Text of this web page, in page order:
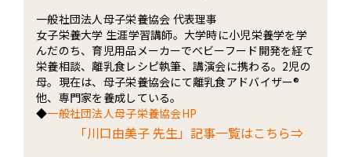
一般社団法人母子栄養協会 代表理事
女子栄養大学 生涯学習講師。大学時に小児栄養学を学
んだのち、育児用品メーカーでベビーフード開発を経て
栄養相談、離乳食レシピ執筆、講演会に携わる。2児の
母。現在は、母子栄養協会にて離乳食アドバイザー®
他、専門家を養成している。
◆一般社団法人母子栄養協会HP
「川口由美子 先生」記事一覧はこちら⇒